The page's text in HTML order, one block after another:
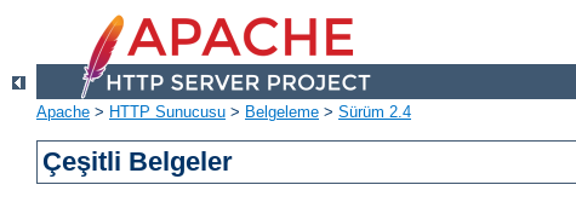
Apache > HTTP Sunucusu > Belgeleme > Sürüm 2.4
Çeşitli Belgeler